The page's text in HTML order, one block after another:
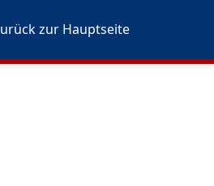
zur Hauptseite